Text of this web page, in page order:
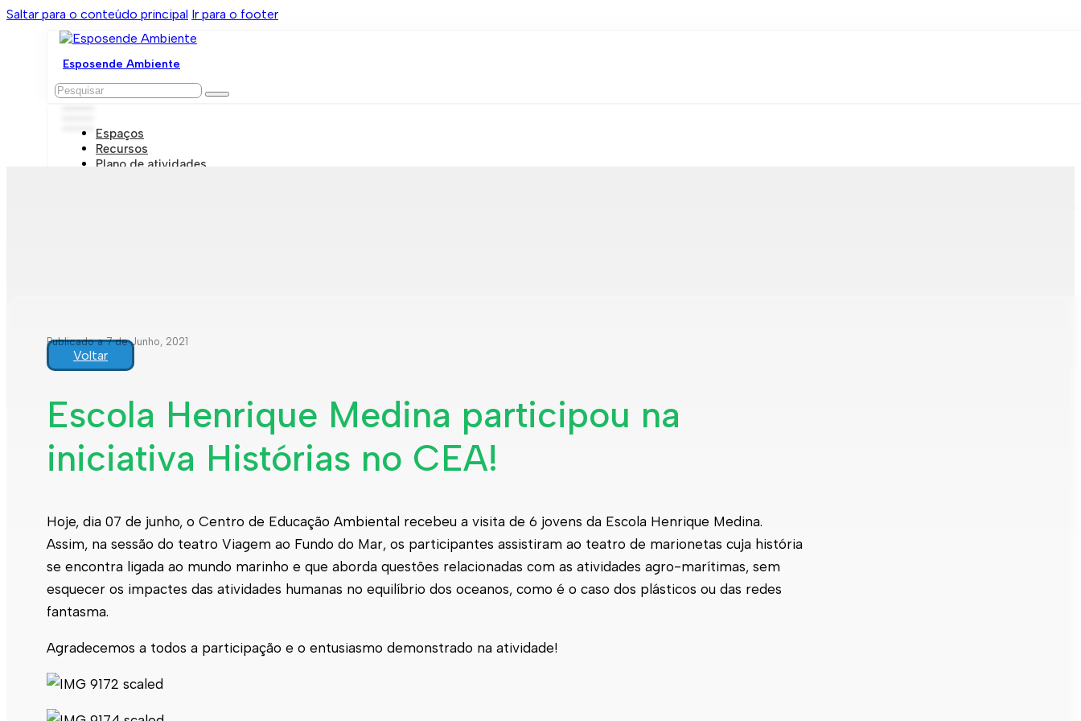
Saltar para o conteúdo principal Ir para o footer
Esposende Ambiente
Pesquisar
Espaços
Recursos
Plano de atividades
Publicado a 7 de Junho, 2021
Voltar
Escola Henrique Medina participou na
iniciativa Histórias no CEA!
Hoje, dia 07 de junho, o Centro de Educação Ambiental recebeu a visita de 6 jovens da Escola Henrique Medina.
Assim, na sessão do teatro Viagem ao Fundo do Mar, os participantes assistiram ao teatro de marionetas cuja história
se encontra ligada ao mundo marinho e que aborda questões relacionadas com as atividades agro-marítimas, sem
esquecer os impactes das atividades humanas no equilíbrio dos oceanos, como é o caso dos plásticos ou das redes
fantasma.
Agradecemos a todos a participação e o entusiasmo demonstrado na atividade!